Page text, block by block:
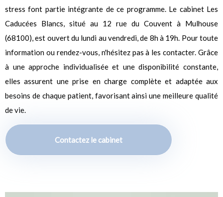
stress font partie intégrante de ce programme. Le cabinet Les
Caducées Blancs, situé au 12 rue du Couvent à Mulhouse
(68100), est ouvert du lundi au vendredi, de 8h à 19h. Pour toute
information ou rendez-vous, n'hésitez pas à les contacter. Grâce
à une approche individualisée et une disponibilité constante,
elles assurent une prise en charge complète et adaptée aux
besoins de chaque patient, favorisant ainsi une meilleure qualité
de vie.
Contactez le cabinet